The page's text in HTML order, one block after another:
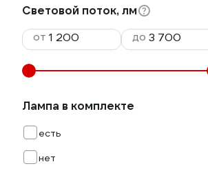
Световой поток, лм
от
до
Лампа в комплекте
есть
нет